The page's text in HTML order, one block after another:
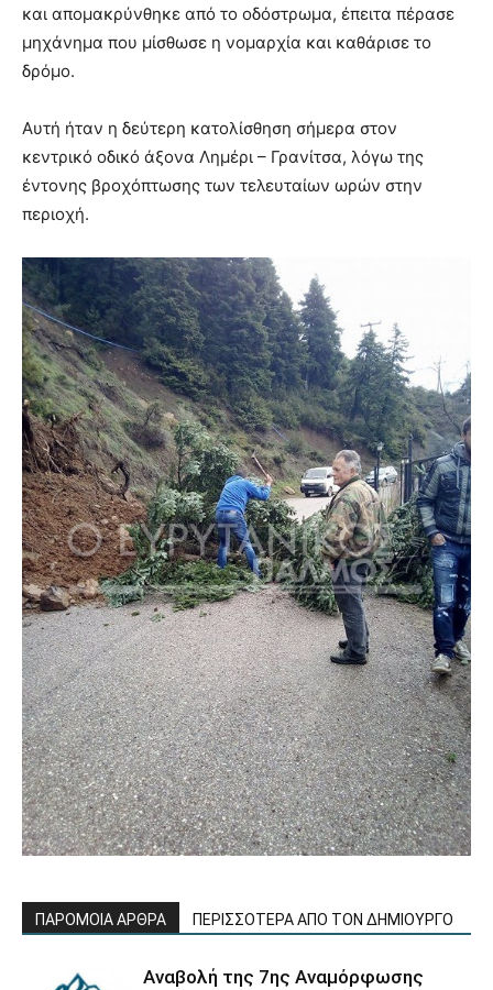
και απομακρύνθηκε από το οδόστρωμα, έπειτα πέρασε
μηχάνημα που μίσθωσε η νομαρχία και καθάρισε το
δρόμο.
Αυτή ήταν η δεύτερη κατολίσθηση σήμερα στον
κεντρικό οδικό άξονα Λημέρι – Γρανίτσα, λόγω της
έντονης βροχόπτωσης των τελευταίων ωρών στην
περιοχή.
ΠΑΡΟΜΟΙΑ ΑΡΘΡΑ ΠΕΡΙΣΣΟΤΕΡΑ ΑΠΟ ΤΟΝ ΔΗΜΙΟΥΡΓΟ
Αναβολή της 7ης Αναμόρφωσης